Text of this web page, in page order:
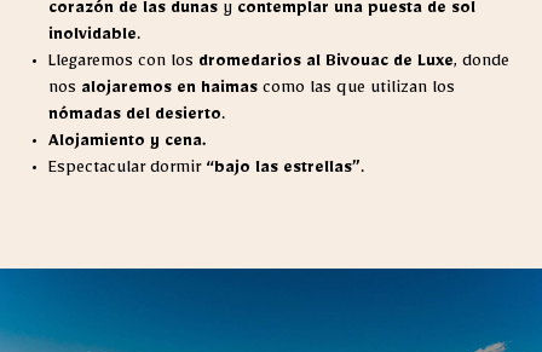
corazón de las dunas y contemplar una puesta de sol
inolvidable.
Llegaremos con los dromedarios al Bivouac de Luxe, donde
nos alojaremos en haimas como las que utilizan los
nómadas del desierto.
Alojamiento y cena.
Espectacular dormir “bajo las estrellas”.